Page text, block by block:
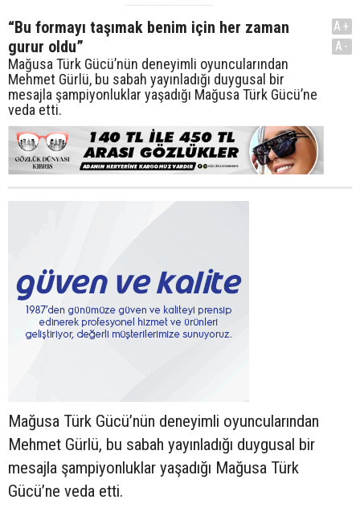
“Bu formayı taşımak benim için her zaman
gurur oldu”
Mağusa Türk Gücü’nün deneyimli oyuncularından
Mehmet Gürlü, bu sabah yayınladığı duygusal bir
mesajla şampiyonluklar yaşadığı Mağusa Türk Gücü’ne
veda etti.
A+
A-
Mağusa Türk Gücü’nün deneyimli oyuncularından
Mehmet Gürlü, bu sabah yayınladığı duygusal bir
mesajla şampiyonluklar yaşadığı Mağusa Türk
Gücü’ne veda etti.